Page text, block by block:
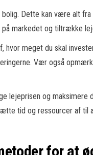
Dette kan være alt
markedet og tiltrække
meget du skal
Vær også
lejeprisen og
tid og ressourcer af
for at